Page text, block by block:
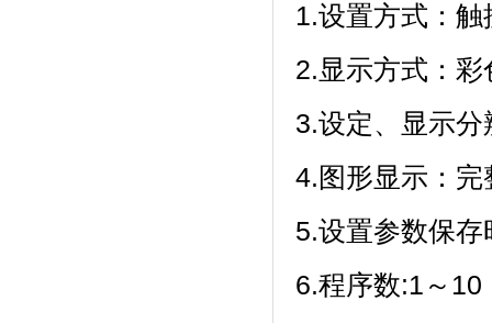
1.设置方式：触
2.显示方式
3.设定、显
4.图形显示：完
5.设置参数保存
6.程序数:1～10